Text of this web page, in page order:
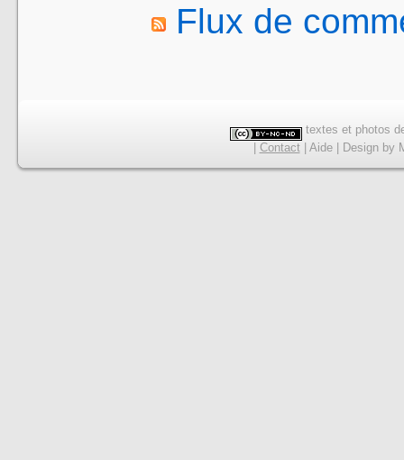
Flux de
textes et photos
| Contact| Aide| Designby